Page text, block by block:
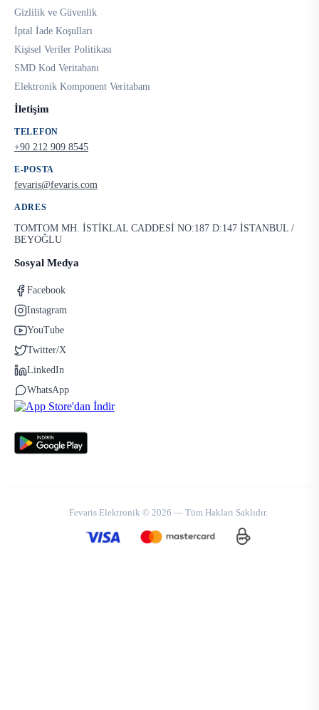
Gizlilik ve Güvenlik
İptal İade Koşulları
Kişisel Veriler Politikası
SMD Kod Veritabanı
Elektronik Komponent Veritabanı
İletişim
TELEFON
+90 212 909 8545
E-POSTA
fevaris@fevaris.com
ADRES
TOMTOM MH. İSTİKLAL CADDESİ NO:187 D:147 İSTANBUL /
BEYOĞLU
Sosyal Medya
Facebook
Instagram
YouTube
Twitter/X
LinkedIn
WhatsApp
Fevaris Elektronik © 2026 — Tüm Hakları Saklıdır.